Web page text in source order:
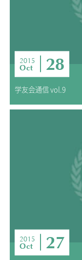
2015
Oct 28
学友会通信 vol.9
2015
Oct 27